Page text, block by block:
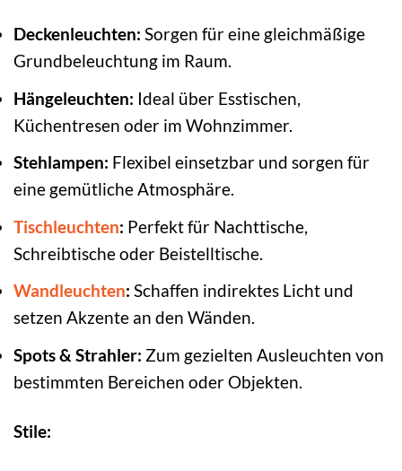
Deckenleuchten: Sorgen für eine gleichmäßige
Grundbeleuchtung im Raum.
Hängeleuchten: Ideal über Esstischen,
Küchentresen oder im Wohnzimmer.
Stehlampen: Flexibel einsetzbar und sorgen für
eine gemütliche Atmosphäre.
Tischleuchten: Perfekt für Nachttische,
Schreibtische oder Beistelltische.
Wandleuchten: Schaffen indirektes Licht und
setzen Akzente an den Wänden.
Spots & Strahler: Zum gezielten Ausleuchten von
bestimmten Bereichen oder Objekten.
Stile: